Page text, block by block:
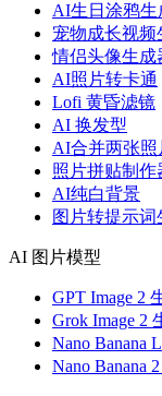
AI生日涂鸦生
宠物成长视频
情侣头像生成
AI照片转卡通
Lofi 黄昏滤镜
AI 换发型
AI合并两张照
照片拼贴制作
AI纯白背景
图片转提示词
AI 图片模型
GPT Image 2
Grok Image 2
Nano Banana
Nano Banana